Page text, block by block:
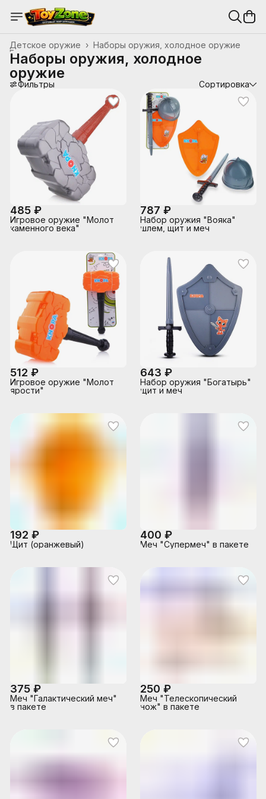
Наборы оружия, холодное оружие
Детское оружие ›
Главная
Наборы оружия, холодное
оружие
Фильтры Сортировка
485 ₽
Игровое оружие "Молот
каменного века"
787 ₽
Набор оружия "Вояка"
шлем, щит и меч
512 ₽
Игровое оружие "Молот
ярости"
643 ₽
Набор оружия "Богатырь"
щит и меч
192 ₽
Щит (оранжевый)
400 ₽
Меч "Супермеч" в пакете
375 ₽
Меч "Галактический меч"
в пакете
250 ₽
Меч "Телескопический
нож" в пакете